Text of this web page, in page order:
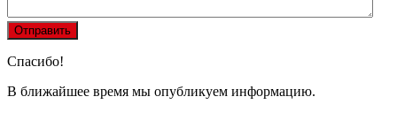
Спасибо!
В ближайшее время мы опубликуем информацию.